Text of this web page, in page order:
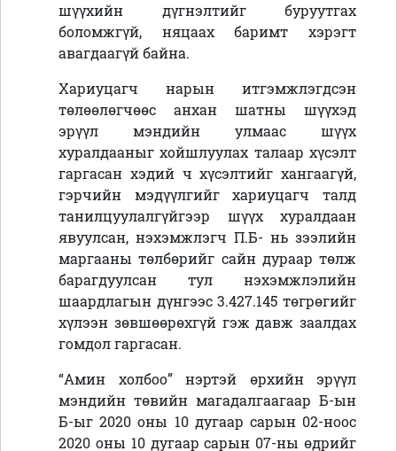
шүүхийн дүгнэлтийг буруутгах
боломжгүй, няцаах баримт хэрэгт
авагдаагүй байна.
Хариуцагч нарын итгэмжлэгдсэн
төлөөлөгчөөс анхан шатны шүүхэд
эрүүл мэндийн улмаас шүүх
хуралдааныг хойшлуулах талаар хүсэлт
гаргасан хэдий ч хүсэлтийг хангаагүй,
гэрчийн мэдүүлгийг хариуцагч талд
танилцуулалгүйгээр шүүх хуралдаан
явуулсан, нэхэмжлэгч П.Б- нь зээлийн
маргааны төлбөрийг сайн дураар төлж
барагдуулсан тул нэхэмжлэлийн
шаардлагын дүнгээс 3.427.145 төгрөгийг
хүлээн зөвшөөрөхгүй гэж давж заалдах
гомдол гаргасан.
“Амин холбоо” нэртэй өрхийн эрүүл
мэндийн төвийн магадалгаагаар Б-ын
Б-ыг 2020 оны 10 дугаар сарын 02-ноос
2020 оны 10 дугаар сарын 07-ны өдрийг